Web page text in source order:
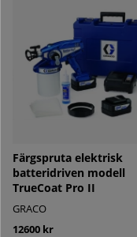
Färgspruta elektrisk
batteridriven modell
TrueCoat Pro II
GRACO
12600 kr